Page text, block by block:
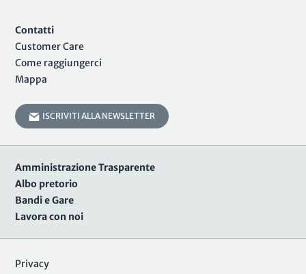
Contatti
Customer Care
Come raggiungerci
Mappa
ISCRIVITI ALLA NEWSLETTER
Amministrazione Trasparente
Albo pretorio
Bandi e Gare
Lavora con noi
Privacy